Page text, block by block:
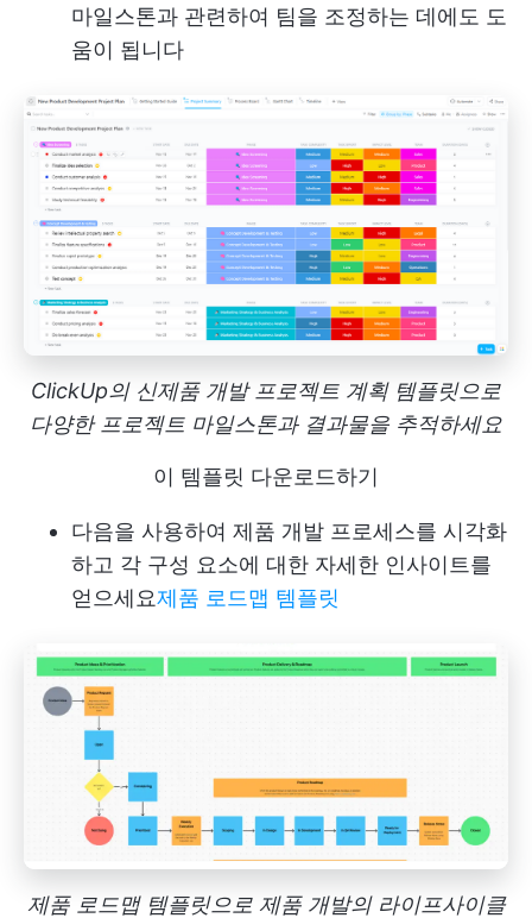
마일스톤과 관련하여 팀을 조정하는 데에도 도
움이 됩니다
ClickUp의 신제품 개발 프로젝트 계획 템플릿으로
다양한 프로젝트 마일스톤과 결과물을 추적하세요
이 템플릿 다운로드하기
다음을 사용하여 제품 개발 프로세스를 시각화
하고 각 구성 요소에 대한 자세한 인사이트를
얻으세요제품 로드맵 템플릿
제품 로드맵 템플릿으로 제품 개발의 라이프사이클